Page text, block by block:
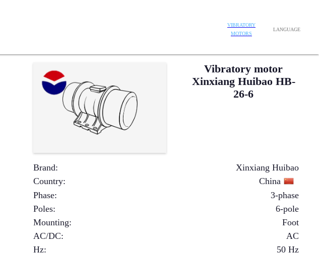
VIBRATORY
MOTORS
LANGUAGE
Vibratory motor
Xinxiang Huibao HB-
26-6
Brand:
Xinxiang Huibao
Country:
China
Phase:
3-phase
Poles:
6-pole
Mounting:
Foot
AC/DC:
AC
Hz:
50 Hz